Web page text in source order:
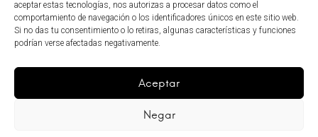
aceptar estas tecnologías, nos autorizas a procesar datos como el
comportamiento de navegación o los identificadores únicos en este sitio web.
Si no das tu consentimiento o lo retiras, algunas características y funciones
podrían verse afectadas negativamente.
Aceptar
Negar
Gestión de redes sociales
Agencia TikTok
Campaña televisiva
ElementoLikedInElemento